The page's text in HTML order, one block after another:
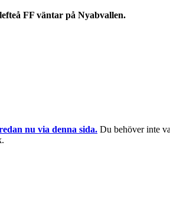
FF väntar på Nyabvallen.
nu via denna sida. Du behöver inte